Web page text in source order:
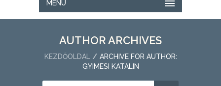
MENÜ
AUTHOR ARCHIVES
KEZDŐOLDAL
ARCHIVE FOR AUTHOR:
GYIMESI KATALIN